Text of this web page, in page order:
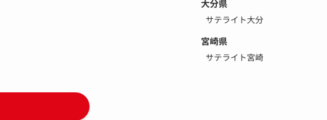
大分県
サテライト大分
宮崎県
サテライト宮崎